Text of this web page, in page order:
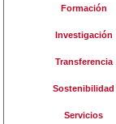
Formación
Investigación
Transferencia
Sostenibilidad
Servicios